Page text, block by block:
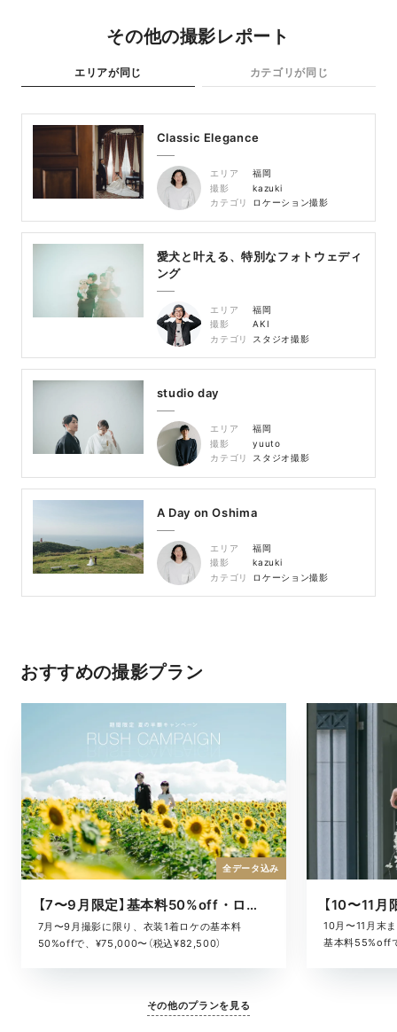
その他の撮影レポート
エリアが同じ カテゴリが同じ
Classic Elegance
エリア
福岡
撮影
kazuki
カテゴリ
ロケーション撮影
愛犬と叶える、特別なフォトウェディ
ング
エリア
福岡
撮影
AKI
カテゴリ
スタジオ撮影
studio day
エリア
福岡
撮影
yuuto
カテゴリ
スタジオ撮影
A Day on Oshima
エリア
福岡
撮影
kazuki
カテゴリ
ロケーション撮影
おすすめの撮影プラン
【7〜9月限定】基本料50%off・ロケキャンペーン
7月〜9月撮影に限り、衣装1着ロケの基本料
50%offで、¥75,000〜（税込¥82,500）
全データ込み
10月〜11月末
基本料55%off
その他のプランを見る